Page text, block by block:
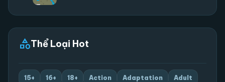
categoryThể Loại Hot
15+ 16+ 18+ Action Adaptation Adult